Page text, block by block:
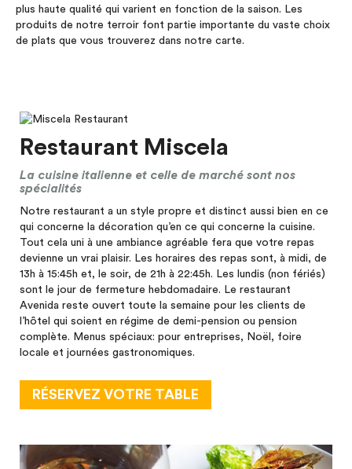
plus haute qualité qui varient en fonction de la saison. Les
produits de notre terroir font partie importante du vaste choix
de plats que vous trouverez dans notre carte.
Restaurant Miscela
La cuisine italienne et celle de marché sont nos
spécialités
Notre restaurant a un style propre et distinct aussi bien en ce
qui concerne la décoration qu’en ce qui concerne la cuisine.
Tout cela uni à une ambiance agréable fera que votre repas
devienne un vrai plaisir. Les horaires des repas sont, à midi, de
13h à 15:45h et, le soir, de 21h à 22:45h. Les lundis (non fériés)
sont le jour de fermeture hebdomadaire. Le restaurant
Avenida reste ouvert toute la semaine pour les clients de
l’hôtel qui soient en régime de demi-pension ou pension
complète. Menus spéciaux: pour entreprises, Noël, foire
locale et journées gastronomiques.
RÉSERVEZ VOTRE TABLE